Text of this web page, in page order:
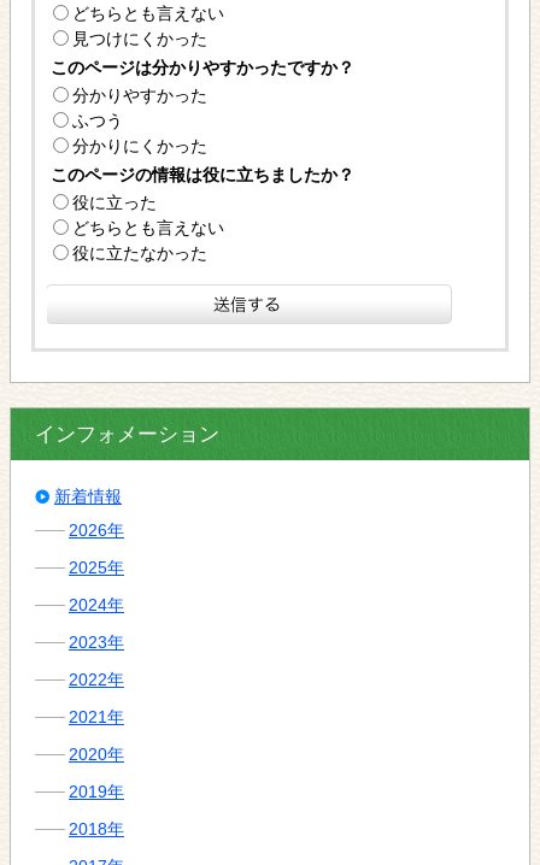
どちらとも言えない
見つけにくかった
このページは分かりやすかったですか？
分かりやすかった
ふつう
分かりにくかった
このページの情報は役に立ちましたか？
役に立った
どちらとも言えない
役に立たなかった
インフォメーション
新着情報
2026年
2025年
2024年
2023年
2022年
2021年
2020年
2019年
2018年